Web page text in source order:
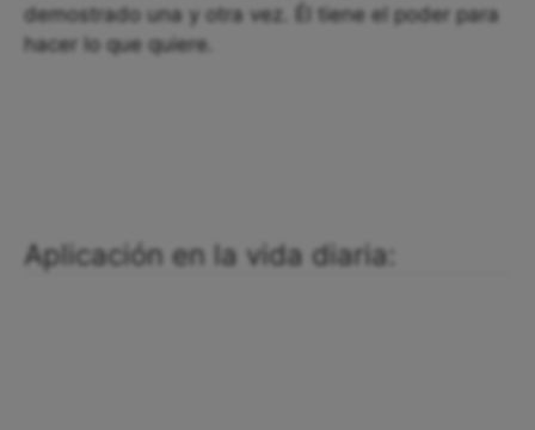
demostrado una y otra vez. Él tiene el poder para
hacer lo que quiere.
Aplicación en la vida diaria: